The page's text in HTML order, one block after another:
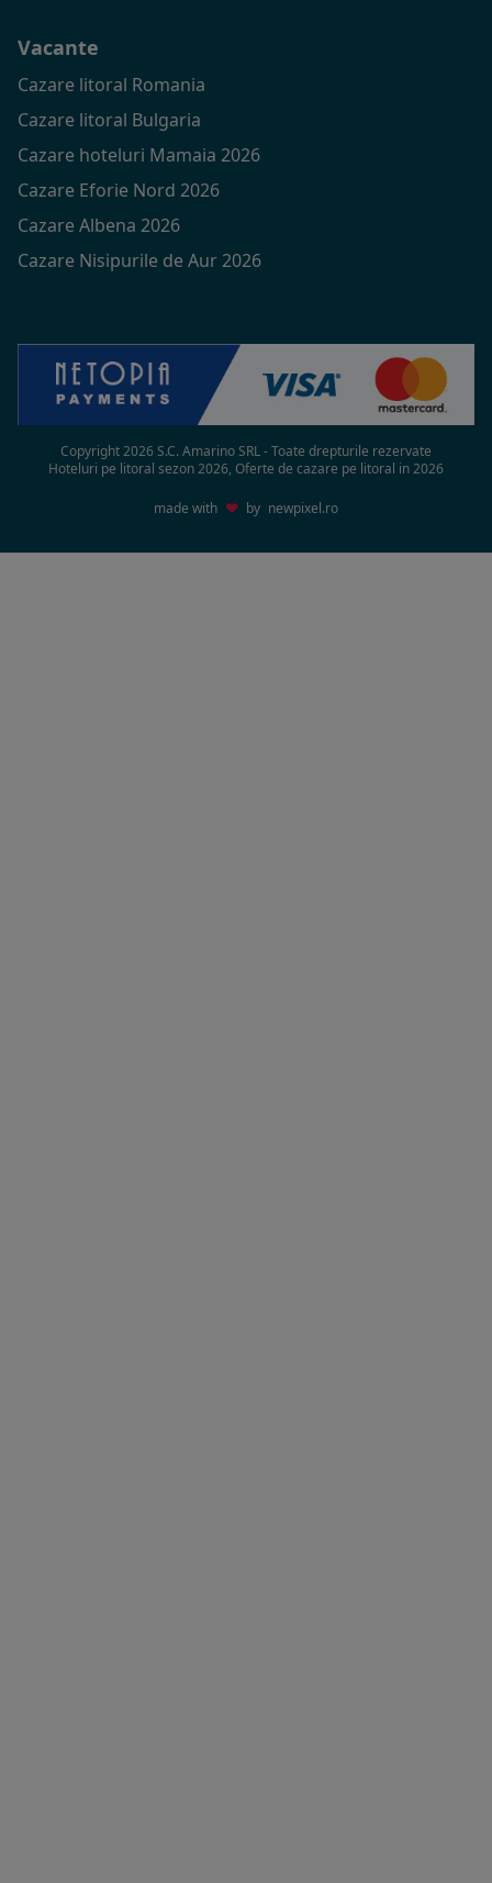
Vacante
Cazare litoral Romania
Cazare litoral Bulgaria
Cazare hoteluri Mamaia 2026
Cazare Eforie Nord 2026
Cazare Albena 2026
Cazare Nisipurile de Aur 2026
Copyright 2026 S.C. Amarino SRL - Toate drepturile rezervate
Hoteluri pe litoral sezon 2026, Oferte de cazare pe litoral in 2026
made with ♥ by newpixel.ro